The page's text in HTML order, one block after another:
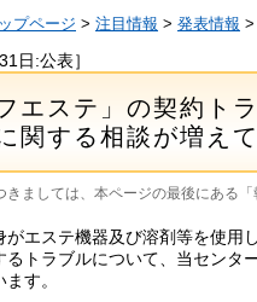
プページ > 注目情報 > 発表情報 >
日:公表］
エステ」の契約ト
関する相談が増え
きましては、本ページの最後にある「
エステ機器及び溶剤等を使用
るトラブルについて、当センタ
す。